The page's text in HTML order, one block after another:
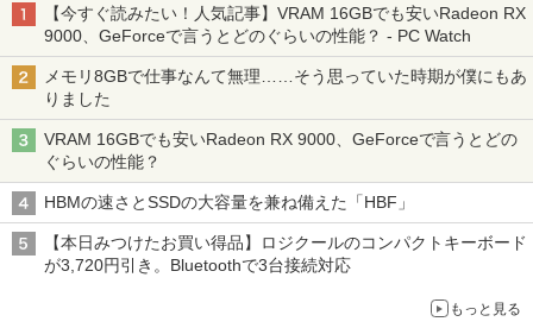
by Amazon 炭酸水 ラベルレス 500ml ×24本
強炭酸水 ペットボトル 500ミリリットル (Sm
art Basic)
ベルレス 650mlPET×24本
￥2,009
コミックスDIGITAL)
￥572
スーパーの裏でヤニ吸うふたり 9巻 (デジタル
￥810
￥21,980
&テンキー】ノートパソコン 中古パソコ
ン 15.6インチ SSD256GB メモリ8GB C
付き Windows11 東芝 dynabook B65
ノートパソコン 中古 PC パソコン 中古ノ
ートPC 最大SSD1TB 最大メモリ16GB
￥21,800
3
【エントリーでポイント100％還元のチ
ャンス】GMKtec G5S ミニpc 【Intel N
Windows11 Pro 超軽量 4コア/4スレッド
2.9GHz ミニパソコン M.2 2242 SATA WI
トップPC NucBox みにpc 省エネ オフィ
ス
￥46,248
【選べる2色 コスパ抜群】モバイルモニ
ター 15.6インチ フルHD 100%sRGB 非
光沢IPS パネル Type-C対応 miniHDMI V
ニター サブディスプレイ テレワーク 在
宅勤務 UPERFECT
￥8,999
Yoothi 互換品 液晶 14.0インチ NEC LAV
IE N14 Slim N1455/HA N1455/HAL PC-
N1455HAL 対応 FullHD 1920x1080 IPS
￥19,800
4
実写映画『ブルーロック』公式PHOTO
￥2,200
細胞の分子生物学 [ 中村 桂子 ]
【今すぐ読みたい！人気記事】VRAM 16GBでも安いRadeon RX
9000、GeForceで言うとどのぐらいの性能？ - PC Watch
メモリ8GBで仕事なんて無理……そう思っていた時期が僕にもあ
りました
VRAM 16GBでも安いRadeon RX 9000、GeForceで言うとどの
ぐらいの性能？
HBMの速さとSSDの大容量を兼ね備えた「HBF」
【本日みつけたお買い得品】ロジクールのコンパクトキーボード
が3,720円引き。Bluetoothで3台接続対応
もっと見る